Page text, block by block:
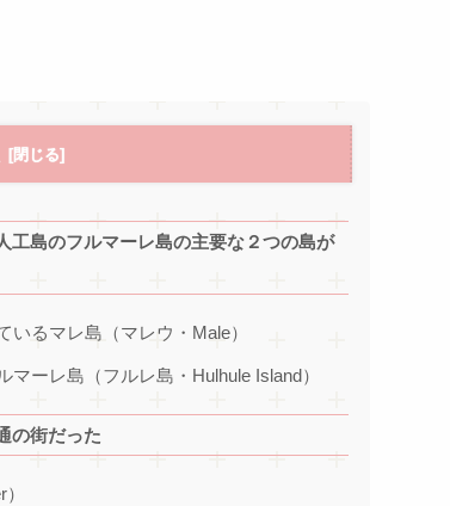
工島のフルマーレ島の主要な２つの島が
るマレ島（マレウ・Male）
ーレ島（フルレ島・Hulhule Island）
の街だった